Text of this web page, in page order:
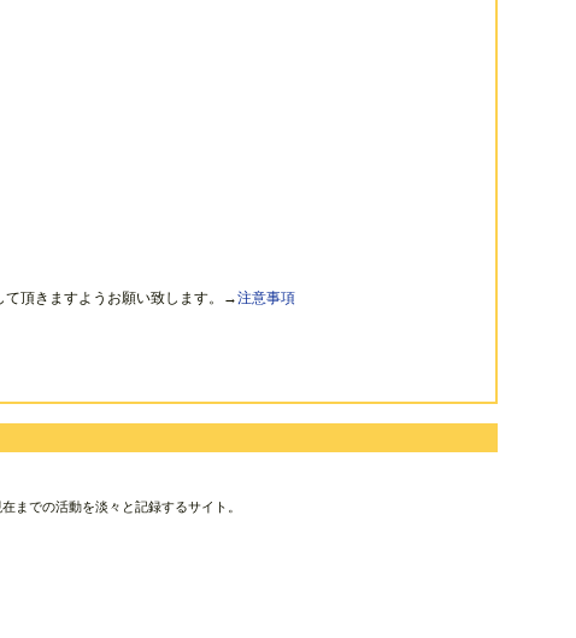
て頂きますようお願い致します。→注意事項
までの活動を淡々と記録するサイト。